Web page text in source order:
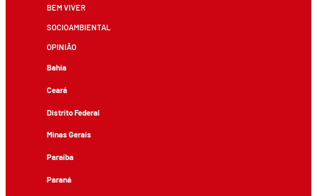
BEM VIVER
SOCIOAMBIENTAL
OPINIÃO
Bahia
Ceará
Distrito Federal
Minas Gerais
Paraíba
Paraná